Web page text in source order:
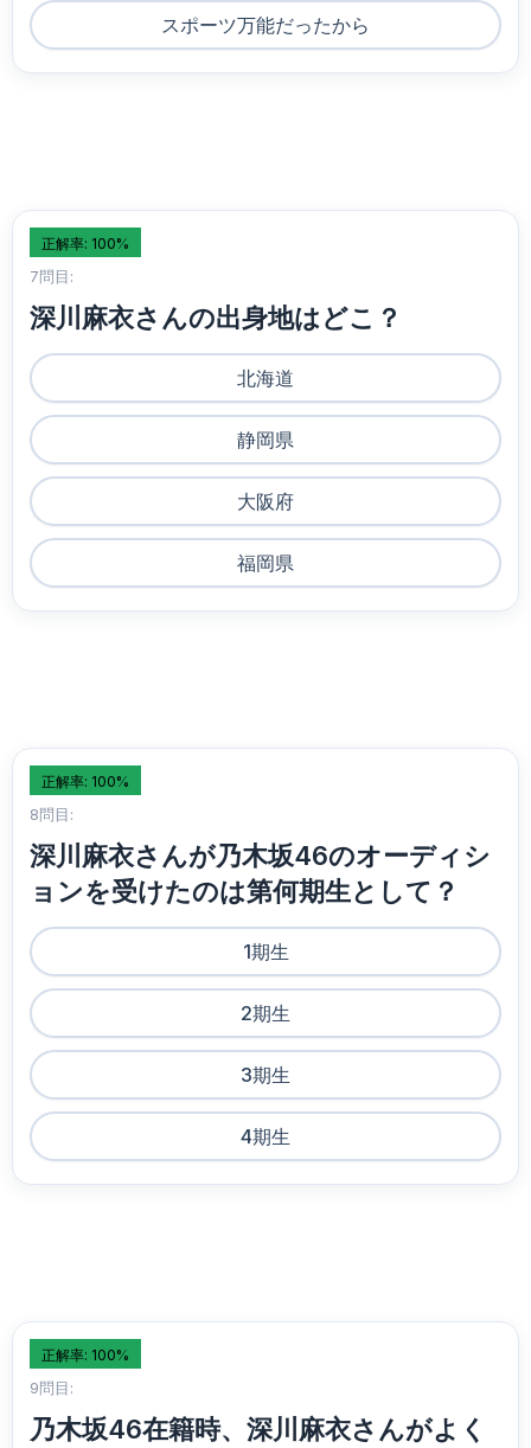
スポーツ万能だったから
正解率: 100%
7問目:
深川麻衣さんの出身地はどこ？
北海道
静岡県
大阪府
福岡県
正解率: 100%
8問目:
深川麻衣さんが乃木坂46のオーディシ
ョンを受けたのは第何期生として？
1期生
2期生
3期生
4期生
正解率: 100%
9問目:
乃木坂46在籍時、深川麻衣さんがよく